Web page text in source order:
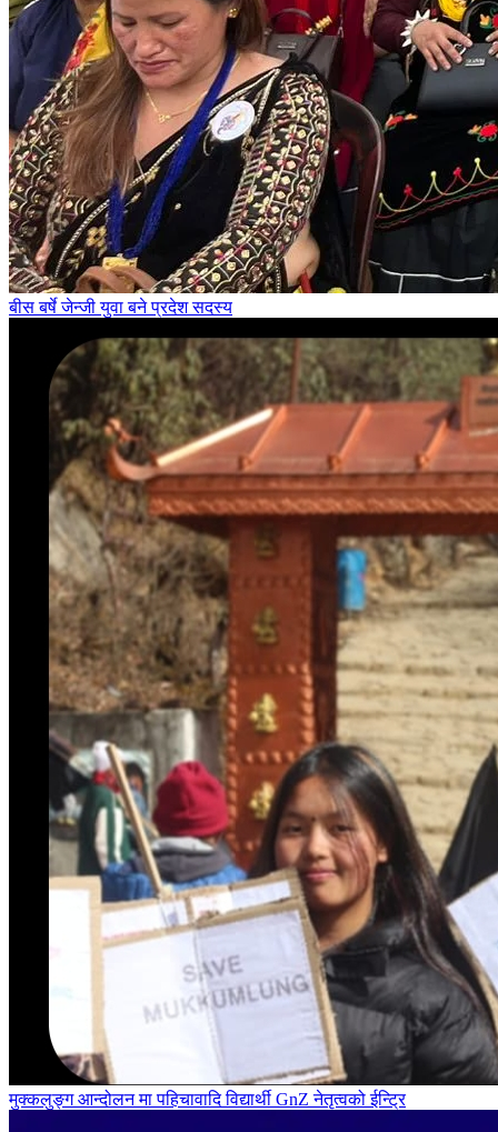
बीस बर्षे जेन्जी युवा बने प्रदेश सदस्य
मुक्कलुङ्ग आन्दोलन मा पहिचावादि विद्यार्थी GnZ नेतृत्वको ईन्ट्रि